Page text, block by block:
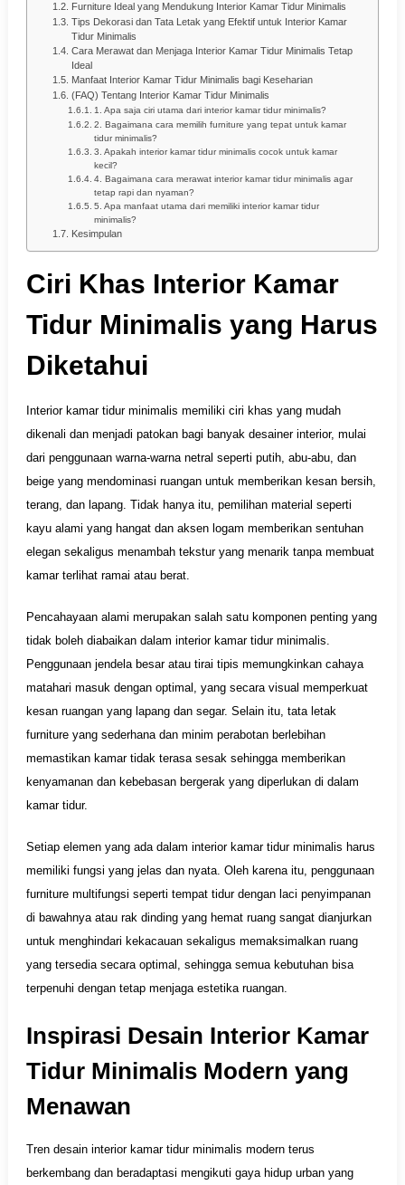
Furniture Ideal yang Mendukung Interior Kamar Tidur Minimalis
Tips Dekorasi dan Tata Letak yang Efektif untuk Interior Kamar
Tidur Minimalis
Cara Merawat dan Menjaga Interior Kamar Tidur Minimalis Tetap
Ideal
Manfaat Interior Kamar Tidur Minimalis bagi Keseharian
(FAQ) Tentang Interior Kamar Tidur Minimalis
1. Apa saja ciri utama dari interior kamar tidur minimalis?
2. Bagaimana cara memilih furniture yang tepat untuk kamar
tidur minimalis?
3. Apakah interior kamar tidur minimalis cocok untuk kamar
kecil?
4. Bagaimana cara merawat interior kamar tidur minimalis agar
tetap rapi dan nyaman?
5. Apa manfaat utama dari memiliki interior kamar tidur
minimalis?
Kesimpulan
Ciri Khas Interior Kamar
Tidur Minimalis yang Harus
Diketahui
Interior kamar tidur minimalis memiliki ciri khas yang mudah
dikenali dan menjadi patokan bagi banyak desainer interior, mulai
dari penggunaan warna-warna netral seperti putih, abu-abu, dan
beige yang mendominasi ruangan untuk memberikan kesan bersih,
terang, dan lapang. Tidak hanya itu, pemilihan material seperti
kayu alami yang hangat dan aksen logam memberikan sentuhan
elegan sekaligus menambah tekstur yang menarik tanpa membuat
kamar terlihat ramai atau berat.
Pencahayaan alami merupakan salah satu komponen penting yang
tidak boleh diabaikan dalam interior kamar tidur minimalis.
Penggunaan jendela besar atau tirai tipis memungkinkan cahaya
matahari masuk dengan optimal, yang secara visual memperkuat
kesan ruangan yang lapang dan segar. Selain itu, tata letak
furniture yang sederhana dan minim perabotan berlebihan
memastikan kamar tidak terasa sesak sehingga memberikan
kenyamanan dan kebebasan bergerak yang diperlukan di dalam
kamar tidur.
Setiap elemen yang ada dalam interior kamar tidur minimalis harus
memiliki fungsi yang jelas dan nyata. Oleh karena itu, penggunaan
furniture multifungsi seperti tempat tidur dengan laci penyimpanan
di bawahnya atau rak dinding yang hemat ruang sangat dianjurkan
untuk menghindari kekacauan sekaligus memaksimalkan ruang
yang tersedia secara optimal, sehingga semua kebutuhan bisa
terpenuhi dengan tetap menjaga estetika ruangan.
Inspirasi Desain Interior Kamar
Tidur Minimalis Modern yang
Menawan
Tren desain interior kamar tidur minimalis modern terus
berkembang dan beradaptasi mengikuti gaya hidup urban yang